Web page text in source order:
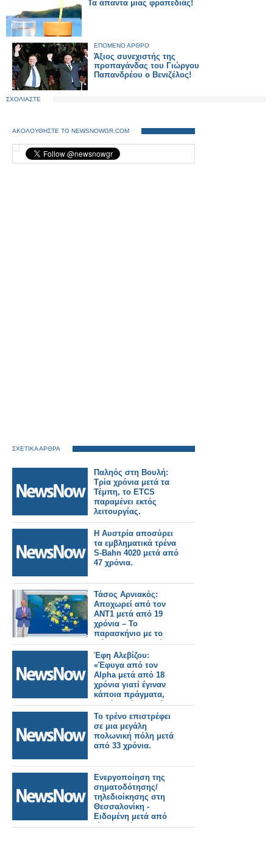
Τα άπαντα μιας φραπεδιάς!
ΕΠΟΜΕΝΟ ΑΡΘΡΟ
Άξιος συνεχιστής της
προπαγάνδας του Γιώργου
Παπανδρέου ο Βενιζέλος!
ΣΧΟΛΙΑΣΤΕ
ΑΚΟΛΟΥΘΗΣΤΕ ΤΟ NEWSNOWGR.COM
ΣΧΕΤΙΚΑ ΑΡΘΡΑ
Παληός στη Βουλή:
Τρία χρόνια μετά τα
Τέμπη, το ETCS
παραμένει εκτός
λειτουργίας.
Η Αυστρία αποσύρει
τα εμβληματικά τρένα
S-Bahn 4020 μετά από
47 χρόνια.
Τάσος Αρνιακός:
Αποχωρεί από τον
ΑΝΤ1 μετά από 19
χρόνια – Το
παρασκήνιο με το
πάρτι που δεν πήγε
ποτέ
Έφη Αλεβίζου:
«Έφυγα από τον
Alpha μετά από 18
χρόνια γιατί έγιναν
κάποια πράγματα,
δεν ήταν όλα καλά»
Το τρένο επιστρέφει
σε μια μεγάλη
πολωνική πόλη μετά
από 33 χρόνια.
Ενεργοποίηση της
σηματοδότησης/
τηλεδιοίκησης στη
Θεσσαλονίκη -
Ειδομένη μετά από
είκοσι ολόκληρα